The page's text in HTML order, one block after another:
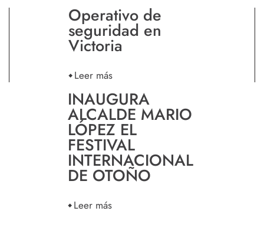
Operativo de
seguridad en
Victoria
Leer más
INAUGURA
ALCALDE MARIO
LÓPEZ EL
FESTIVAL
INTERNACIONAL
DE OTOÑO
Leer más